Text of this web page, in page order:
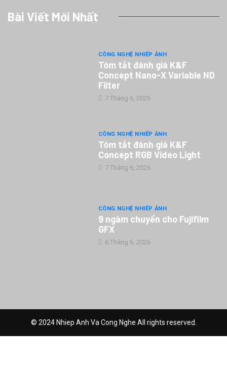
Bài Viết Mới Nhất
CÔNG NGHỆ NHIẾP ẢNH
Tóm tắt đánh giá K&F
Concept Nano-X Variable ND
Filter
7 Tháng 6, 2026
CÔNG NGHỆ NHIẾP ẢNH
Tóm tắt đánh giá K&F
Concept RGB Video Light
7 Tháng 6, 2026
CÔNG NGHỆ NHIẾP ẢNH
9 ngàm chuyển cho Fujifilm
GFX
6 Tháng 6, 2026
© 2024 Nhiep Anh Va Cong Nghe All rights reserved.